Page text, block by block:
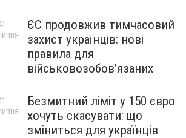
ЄС продовжив тимчасовий
захист українців: нові
правила для
військовозобов’язаних
Безмитний ліміт у 150 євро
хочуть скасувати: що
зміниться для українців